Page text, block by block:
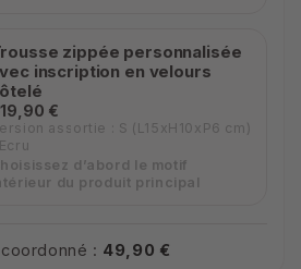
zippée personnalisée
inscription en velours
€
assortie : S (L15xH10xP6 cm)
d’abord le motif
du produit principal
: 49,90 €